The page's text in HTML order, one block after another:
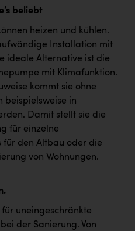
beliebt
heizen und kühlen.
Installation mit
ideale Alternative ist die
mit Klimafunktion.
kommt sie ohne
beispielsweise in
Damit stellt sie die
für einzelne
für den Altbau oder die
von Wohnungen.
für uneingeschränkte
der Sanierung. Von